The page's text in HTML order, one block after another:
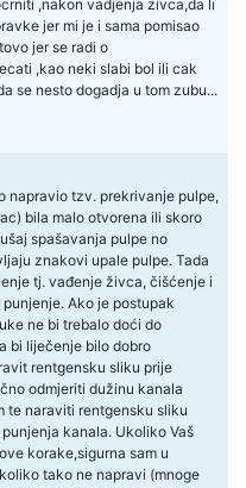
,nakon vadjenja zivca,da li
jer mi je i sama pomisao
jer se radi o
,kao neki slabi bol ili cak
se nesto dogadja u tom zubu...
napravio tzv. prekrivanje pulpe,
bila malo otvorena ili skoro
spašavanja pulpe no
znakovi upale pulpe. Tada
tj. vađenje živca, čišćenje i
Ako je postupak
ne bi trebalo doći do
bi liječenje bilo dobro
rentgensku sliku prije
odmjeriti dužinu kanala
te naraviti rentgensku sliku
kanala. Ukoliko Vaš
korake,sigurna sam u
tako ne napravi (mnoge